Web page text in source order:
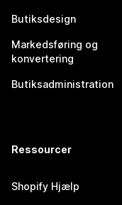
Butiksdesign
Markedsføring og
konvertering
Butiksadministration
Ressourcer
Shopify Hjælp